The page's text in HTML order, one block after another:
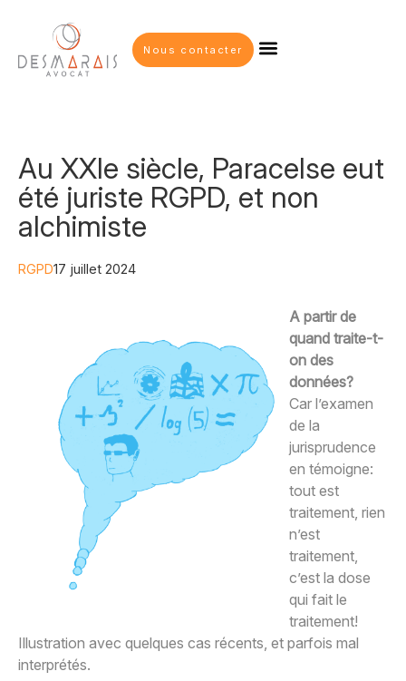
Nous contacter
Au XXIe siècle, Paracelse eut
été juriste RGPD, et non
alchimiste
RGPD17 juillet 2024
A partir de
quand traite-t-
on des
données?
Car l’examen
de la
jurisprudence
en témoigne:
tout est
traitement, rien
n’est
traitement,
c’est la dose
qui fait le
traitement!
Illustration avec quelques cas récents, et parfois mal
interprétés.